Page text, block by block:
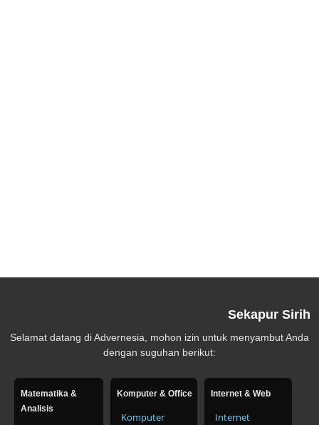
Sekapur Sirih
Selamat datang di Advernesia, mohon izin untuk menyambut Anda
dengan suguhan berikut:
Matematika &
Analisis
Komputer & Office
Komputer
Internet & Web
Internet